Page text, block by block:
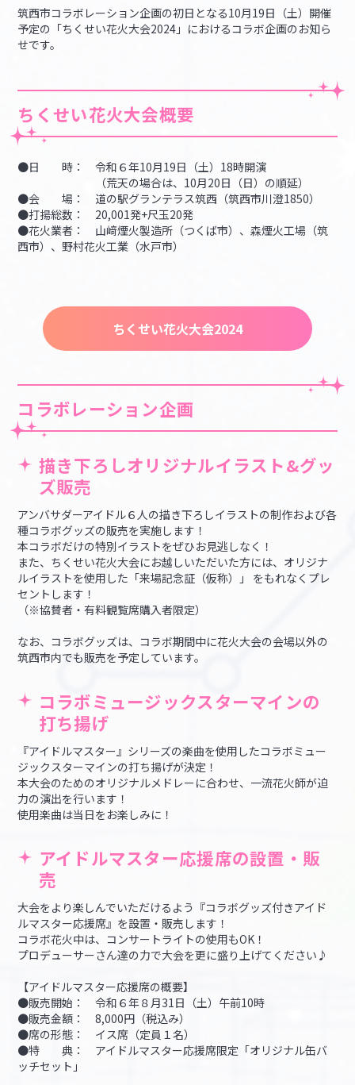
筑西市コラボレーション企画の初日となる10月19日（土）開催
予定の「ちくせい花火大会2024」におけるコラボ企画のお知ら
せです。
ちくせい花火大会概要
●日 時： 令和６年10月19日（土）18時開演
（荒天の場合は、10月20日（日）の順延）
●会 場： 道の駅グランテラス筑西（筑西市川澄1850）
●打揚総数： 20,001発+尺玉20発
●花火業者： 山﨑煙火製造所（つくば市）、森煙火工場（筑
西市）、野村花火工業（水戸市）
ちくせい花火大会2024
コラボレーション企画
描き下ろしオリジナルイラスト&グッ
ズ販売
アンバサダーアイドル６人の描き下ろしイラストの制作および各
種コラボグッズの販売を実施します！
本コラボだけの特別イラストをぜひお見逃しなく！
また、ちくせい花火大会にお越しいただいた方には、オリジナ
ルイラストを使用した「来場記念証（仮称）」 をもれなくプレ
セントします！
（※協賛者・有料観覧席購入者限定）
なお、コラボグッズは、コラボ期間中に花火大会の会場以外の
筑西市内でも販売を予定しています。
コラボミュージックスターマインの
打ち揚げ
『アイドルマスター』シリーズの楽曲を使用したコラボミュー
ジックスターマインの打ち揚げが決定！
本大会のためのオリジナルメドレーに合わせ、一流花火師が迫
力の演出を行います！
使用楽曲は当日をお楽しみに！
アイドルマスター応援席の設置・販
売
大会をより楽しんでいただけるよう『コラボグッズ付きアイド
ルマスター応援席』を設置・販売します！
コラボ花火中は、コンサートライトの使用もOK！
プロデューサーさん達の力で大会を更に盛り上げてください♪
【アイドルマスター応援席の概要】
●販売開始： 令和６年８月31日（土）午前10時
●販売金額： 8,000円（税込み）
●席の形態： イス席（定員１名）
●特 典： アイドルマスター応援席限定「オリジナル缶バ
ッチセット」